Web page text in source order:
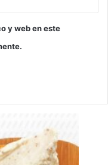
y web en este